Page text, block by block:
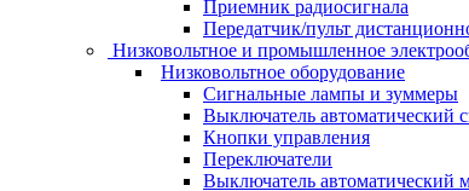
Приемник радиосигнала
Передатчик/пульт
Низковольтное и промышленное
Низковольтное оборудование
Сигнальные лампы и зуммеры
Выключатель автоматический
Кнопки управления
Переключатели
Выключатель автоматический